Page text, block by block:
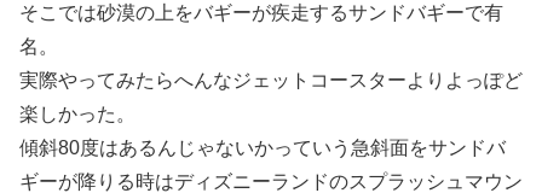
そこでは砂漠の上をバギーが疾走するサンドバギーで有
名。
実際やってみたらへんなジェットコースターよりよっぽど
楽しかった。
傾斜80度はあるんじゃないかっていう急斜面をサンドバ
ギーが降りる時はディズニーランドのスプラッシュマウン